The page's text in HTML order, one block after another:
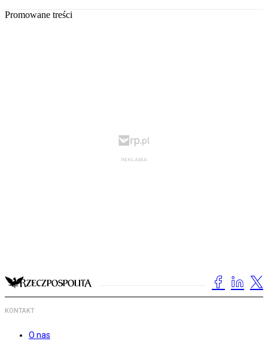
Promowane treści
KONTAKT
O nas